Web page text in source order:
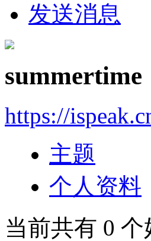
发送消息
summertime
https://
主题
个人资料
当前共有 0 个